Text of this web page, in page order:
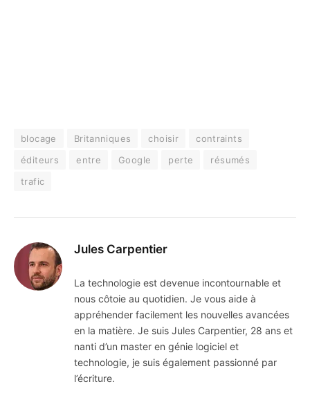
blocage Britanniques choisir
contraints
éditeurs
entre Google perte
résumés
trafic
Jules Carpentier
La technologie est devenue incontournable et
nous côtoie au quotidien. Je vous aide à
appréhender facilement les nouvelles avancées
en la matière. Je suis Jules Carpentier, 28 ans et
nanti d’un master en génie logiciel et
technologie, je suis également passionné par
l’écriture.